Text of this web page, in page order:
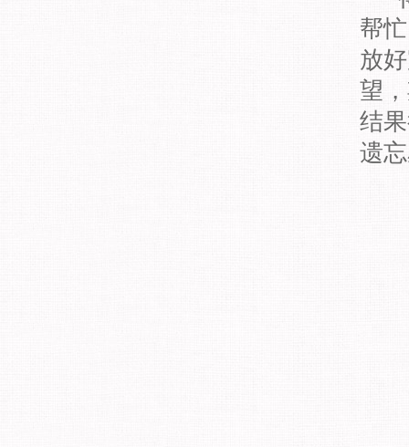
帮
放
望
结
遗